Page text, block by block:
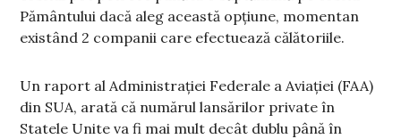
Pământului dacă aleg această opțiune, momentan
existând 2 companii care efectuează călătoriile.
Un raport al Administrației Federale a Aviației (FAA)
din SUA, arată că numărul lansărilor private în
Statele Unite va fi mai mult decât dublu până în